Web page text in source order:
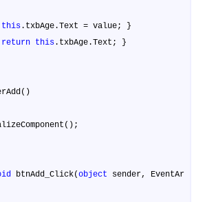
this.txbAge.Text = value; }
return this.txbAge.Text; }
btnAdd_Click(object sender, EventArgs